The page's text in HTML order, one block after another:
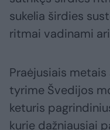
sukelia širdies
ritmai vadinami
Praėjusiais
tyrime Švedijos
keturis
kurie dažniausiai